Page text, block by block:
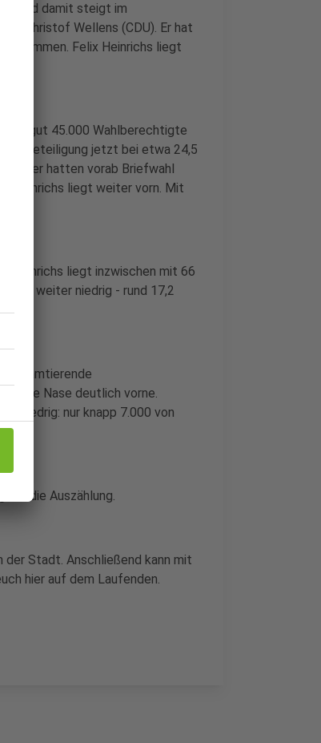
- und damit steigt im
Christof Wellens (CDU). Er hat
Stimmen. Felix Heinrichs liegt
gut 45.000 Wahlberechtigte
jetzt bei etwa 24,5
hatten vorab Briefwahl
Heinrichs liegt weiter vorn. Mit
Heinrichs liegt inzwischen mit 66
weiter niedrig - rund 17,2
der amtierende
die Nase deutlich vorne.
niedrig: nur knapp 7.000 von
die Auszählung.
der Stadt. Anschließend kann mit
hier auf dem Laufenden.